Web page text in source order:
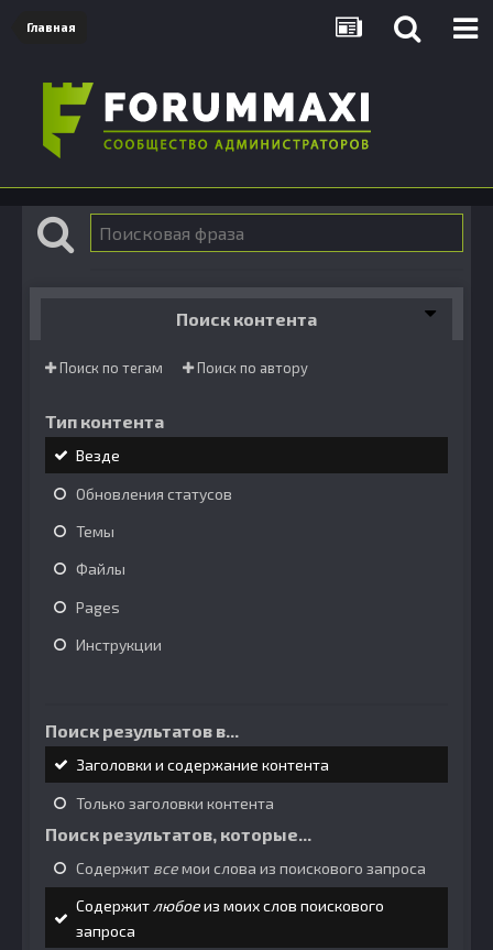
Главная
Поиск контента
Поиск по тегам Поиск по автору
Тип контента
Везде
Обновления статусов
Темы
Файлы
Pages
Инструкции
Поиск результатов в...
Заголовки и содержание контента
Только заголовки контента
Поиск результатов, которые...
Содержит всемои слова из поискового запроса
Содержитлюбоеиз моих слов поискового
запроса